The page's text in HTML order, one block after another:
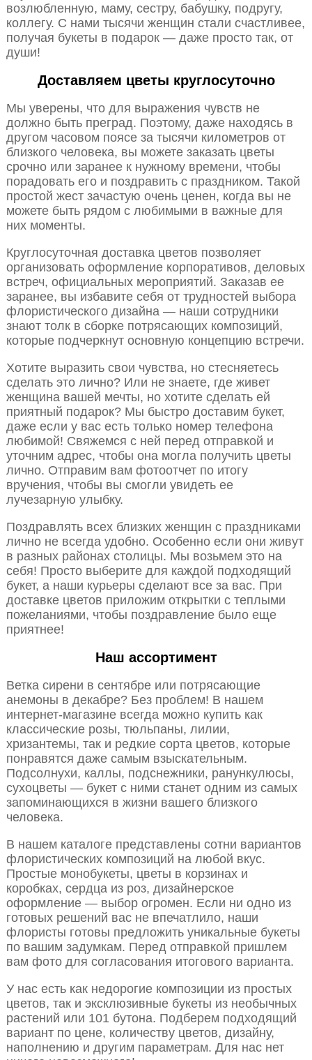
возлюбленную, маму, сестру, бабушку, подругу,
коллегу. С нами тысячи женщин стали счастливее,
получая букеты в подарок — даже просто так, от
души!
Доставляем цветы круглосуточно
Мы уверены, что для выражения чувств не
должно быть преград. Поэтому, даже находясь в
другом часовом поясе за тысячи километров от
близкого человека, вы можете заказать цветы
срочно или заранее к нужному времени, чтобы
порадовать его и поздравить с праздником. Такой
простой жест зачастую очень ценен, когда вы не
можете быть рядом с любимыми в важные для
них моменты.
Круглосуточная доставка цветов позволяет
организовать оформление корпоративов, деловых
встреч, официальных мероприятий. Заказав ее
заранее, вы избавите себя от трудностей выбора
флористического дизайна — наши сотрудники
знают толк в сборке потрясающих композиций,
которые подчеркнут основную концепцию встречи.
Хотите выразить свои чувства, но стесняетесь
сделать это лично? Или не знаете, где живет
женщина вашей мечты, но хотите сделать ей
приятный подарок? Мы быстро доставим букет,
даже если у вас есть только номер телефона
любимой! Свяжемся с ней перед отправкой и
уточним адрес, чтобы она могла получить цветы
лично. Отправим вам фотоотчет по итогу
вручения, чтобы вы смогли увидеть ее
лучезарную улыбку.
Поздравлять всех близких женщин с праздниками
лично не всегда удобно. Особенно если они живут
в разных районах столицы. Мы возьмем это на
себя! Просто выберите для каждой подходящий
букет, а наши курьеры сделают все за вас. При
доставке цветов приложим открытки с теплыми
пожеланиями, чтобы поздравление было еще
приятнее!
Наш ассортимент
Ветка сирени в сентябре или потрясающие
анемоны в декабре? Без проблем! В нашем
интернет-магазине всегда можно купить как
классические розы, тюльпаны, лилии,
хризантемы, так и редкие сорта цветов, которые
понравятся даже самым взыскательным.
Подсолнухи, каллы, подснежники, ранункулюсы,
сухоцветы — букет с ними станет одним из самых
запоминающихся в жизни вашего близкого
человека.
В нашем каталоге представлены сотни вариантов
флористических композиций на любой вкус.
Простые монобукеты, цветы в корзинах и
коробках, сердца из роз, дизайнерское
оформление — выбор огромен. Если ни одно из
готовых решений вас не впечатлило, наши
флористы готовы предложить уникальные букеты
по вашим задумкам. Перед отправкой пришлем
вам фото для согласования итогового варианта.
У нас есть как недорогие композиции из простых
цветов, так и эксклюзивные букеты из необычных
растений или 101 бутона. Подберем подходящий
вариант по цене, количеству цветов, дизайну,
наполнению и другим параметрам. Для нас нет